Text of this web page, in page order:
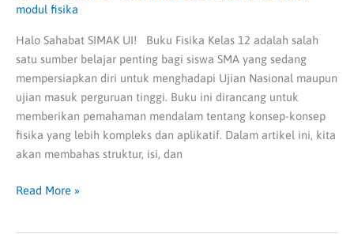
modul fisika
Halo Sahabat SIMAK UI! Buku Fisika Kelas 12 adalah salah
satu sumber belajar penting bagi siswa SMA yang sedang
mempersiapkan diri untuk menghadapi Ujian Nasional maupun
ujian masuk perguruan tinggi. Buku ini dirancang untuk
memberikan pemahaman mendalam tentang konsep-konsep
fisika yang lebih kompleks dan aplikatif. Dalam artikel ini, kita
akan membahas struktur, isi, dan
Read More »